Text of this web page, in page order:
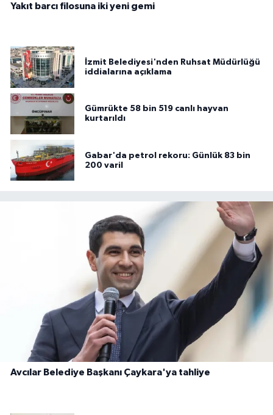
Yakıt barcı filosuna iki yeni gemi
İzmit Belediyesi'nden Ruhsat Müdürlüğü
iddialarına açıklama
Gümrükte 58 bin 519 canlı hayvan
kurtarıldı
Gabar'da petrol rekoru: Günlük 83 bin
200 varil
Avcılar Belediye Başkanı Çaykara'ya tahliye